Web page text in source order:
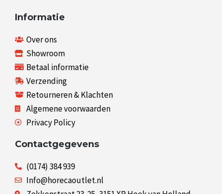
Informatie
Over ons
Showroom
Betaal informatie
Verzending
Retourneren & Klachten
Algemene voorwaarden
Privacy Policy
Contactgegevens
(0174) 384 939
Info@horecaoutlet.nl